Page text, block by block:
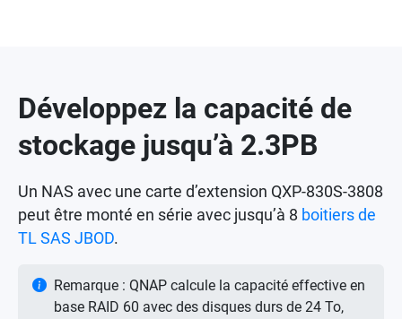
Développez la capacité de
stockage jusqu’à 2.3PB
Un NAS avec une carte d’extension QXP-830S-3808
peut être monté en série avec jusqu’à 8 boitiers de
TL SAS JBOD.
Remarque : QNAP calcule la capacité effective en
base RAID 60 avec des disques durs de 24 To,